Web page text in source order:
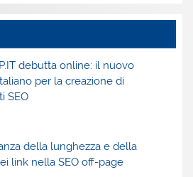
debutta online: il nuovo
per la creazione di
SEO
della lunghezza e della
link nella SEO off-page